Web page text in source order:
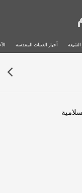
الشيعة أخبار العتبات المقدسة